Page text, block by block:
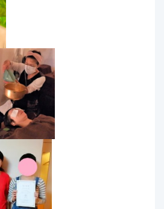
た以下のチェックシート使用権
チェックシートver.1
ス･タマス チェックシート
ートver.1
ーダ チェックシートver.1
シートver.1
下のいずれかの条件
方のみ受講可能】
の都合を合わせて随時開催して
ステ＆スクールRAMA 福岡市中央
リッパや靴下、飲み水、汗拭き
スタオル2枚、フェイスタオル2
は、バスタオル2枚、フェイスタ